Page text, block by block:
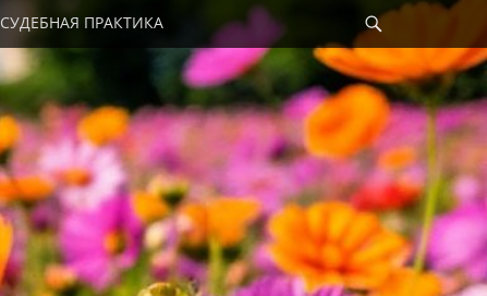
СУДЕБНАЯ ПРАКТИКА
Найти